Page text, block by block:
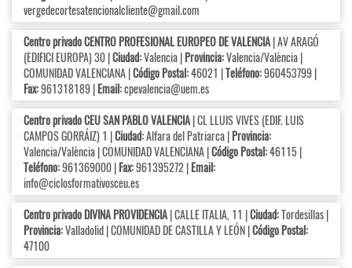
vergedecortesatencionalcliente@gmail.com
Centro privado CENTRO PROFESIONAL EUROPEO DE VALENCIA| AV ARAGÓ
(EDIFICI EUROPA) 30 |Ciudad:Valencia |Provincia:Valencia/València |
COMUNIDAD VALENCIANA |Código Postal:46021 |Teléfono:960453799 |
Fax:961318189 |Email:cpevalencia@uem.es
Centro privado CEU SAN PABLO VALENCIA| CL LLUIS VIVES (EDIF. LUIS
CAMPOS GORRÁIZ) 1 |Ciudad:Alfara del Patriarca |Provincia:
Valencia/València | COMUNIDAD VALENCIANA |Código Postal:46115 |
Teléfono:961369000 |Fax:961395272 |Email:
info@ciclosformativosceu.es
Centro privado DIVINA PROVIDENCIA| CALLE ITALIA, 11 |Ciudad:Tordesillas |
Provincia:Valladolid | COMUNIDAD DE CASTILLA Y LEÓN |Código Postal:
47100